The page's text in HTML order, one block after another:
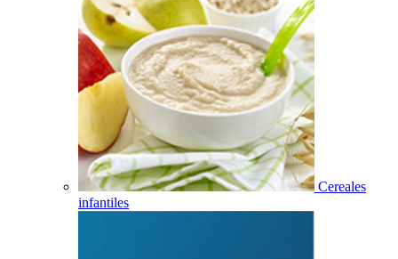
Cereales
infantiles